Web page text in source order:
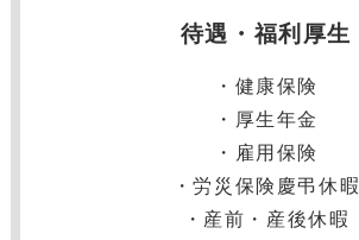
待遇・福利厚生
・健康保険
・厚⽣年⾦
・雇⽤保険
・労災保険慶弔休暇
・産前・産後休暇